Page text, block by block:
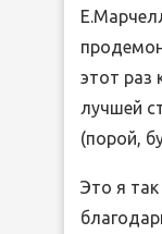
этот раз
лучшей
(порой,
Это я